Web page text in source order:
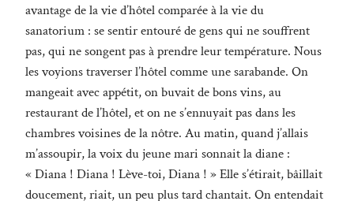
avantage de la vie d’hôtel comparée à la vie du
sanatorium : se sentir entouré de gens qui ne souffrent
pas, qui ne songent pas à prendre leur température. Nous
les voyions traverser l’hôtel comme une sarabande. On
mangeait avec appétit, on buvait de bons vins, au
restaurant de l’hôtel, et on ne s’ennuyait pas dans les
chambres voisines de la nôtre. Au matin, quand j’allais
m’assoupir, la voix du jeune mari sonnait la diane :
« Diana ! Diana ! Lève-toi, Diana ! » Elle s’étirait, bâillait
doucement, riait, un peu plus tard chantait. On entendait